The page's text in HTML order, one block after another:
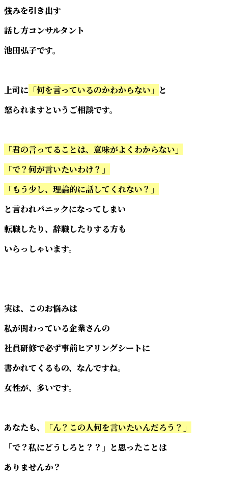
強みを引き出す
話し方コンサルタント
池田弘子です。
上司に 「何を言っているのかわからない」 と
怒られますというご相談です。
「君の言ってることは、意味がよくわからない」
「で？何が言いたいわけ？」
「もう少し、理論的に話してくれない？」
と言われパニックになってしまい
転職したり、辞職したりする方も
いらっしゃいます。
実は、このお悩みは
私が関わっている企業さんの
社員研修で必ず事前ヒアリングシートに
書かれてくるもの、なんですね。
女性が、多いです。
あなたも、
「ん？この人何を言いたいんだろう？」
「で？私にどうしろと？？」と思ったことは
ありませんか？